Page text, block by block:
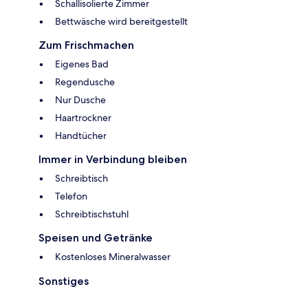
Schallisolierte Zimmer
Bettwäsche wird bereitgestellt
Zum Frischmachen
Eigenes Bad
Regendusche
Nur Dusche
Haartrockner
Handtücher
Immer in Verbindung bleiben
Schreibtisch
Telefon
Schreibtischstuhl
Speisen und Getränke
Kostenloses Mineralwasser
Sonstiges